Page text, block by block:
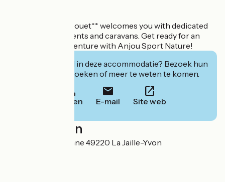
Camping Port Ribouet** welcomes you with dedicated
pitches for your tents and caravans. Get ready for an
unforgettable adventure with Anjou Sport Nature!
Geïnteresseerd in deze accommodatie? Bezoek hun
website om te boeken of meer te weten te komen.
Bellen E-mail Site web
Localisation
Route de la Mayenne 49220 La Jaille-Yvon